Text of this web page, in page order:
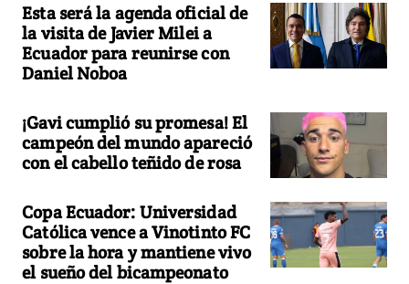
Esta será la agenda oficial de
la visita de Javier Milei a
Ecuador para reunirse con
Daniel Noboa
¡Gavi cumplió su promesa! El
campeón del mundo apareció
con el cabello teñido de rosa
Copa Ecuador: Universidad
Católica vence a Vinotinto FC
sobre la hora y mantiene vivo
el sueño del bicampeonato